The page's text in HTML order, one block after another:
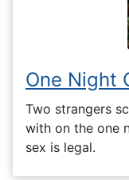
One Night
Two strangers
with on the one
sex is legal.